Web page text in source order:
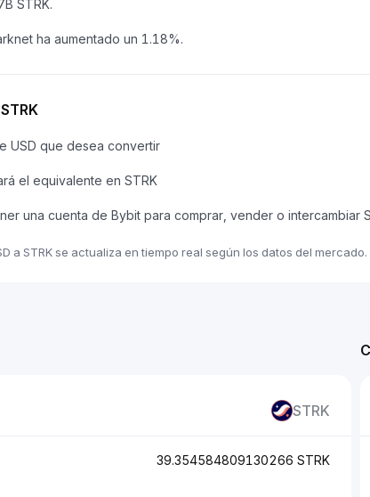
STRK.
ha aumentado un 1.18%.
USD que desea convertir
el equivalente en STRK
una cuenta de Bybit para comprar, vender o intercambiar
a STRK se actualiza en tiempo real según los datos del mercado.
STRK
39.354584809130266 STRK